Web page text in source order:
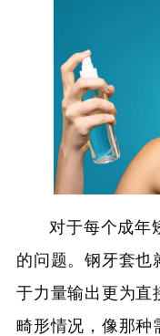
对于每个成年
的问题。钢牙套也
于力量输出更为直
畸形情况，像那种